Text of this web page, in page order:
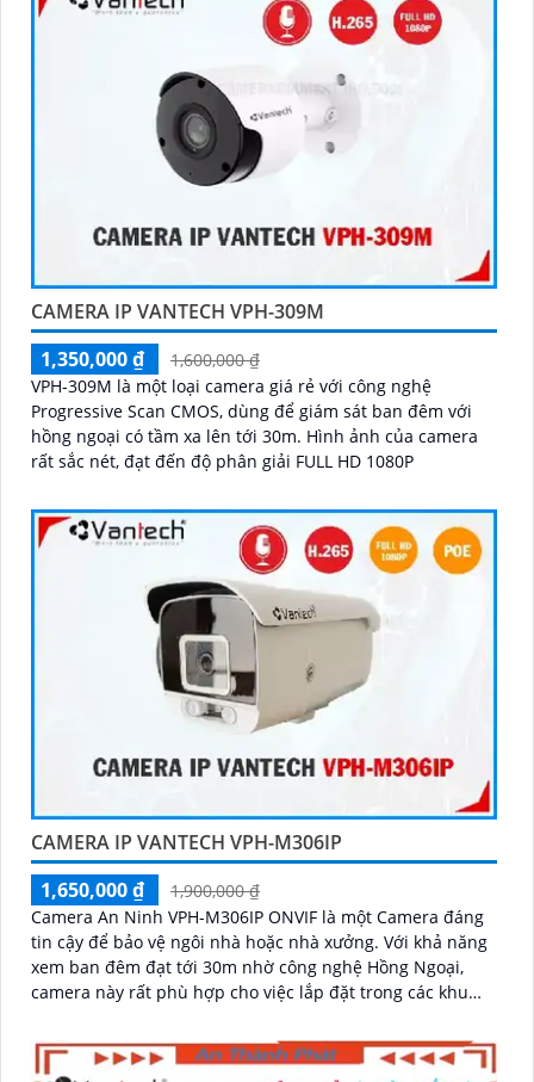
CAMERA IP VANTECH VPH-309M
1,350,000 ₫
1,600,000 ₫
VPH-309M là một loại camera giá rẻ với công nghệ
Progressive Scan CMOS, dùng để giám sát ban đêm với
hồng ngoại có tầm xa lên tới 30m. Hình ảnh của camera
rất sắc nét, đạt đến độ phân giải FULL HD 1080P
CAMERA IP VANTECH VPH-M306IP
1,650,000 ₫
1,900,000 ₫
Camera An Ninh VPH-M306IP ONVIF là một Camera đáng
tin cậy để bảo vệ ngôi nhà hoặc nhà xưởng. Với khả năng
xem ban đêm đạt tới 30m nhờ công nghệ Hồng Ngoại,
camera này rất phù hợp cho việc lắp đặt trong các khu